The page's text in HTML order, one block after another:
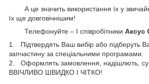
А це значить використання їх у
їх ще довговічнішим!
Телефонуйте – І співробітники Аксус
1. Підтвердять Ваш вибір або
запчастину за спеціальними програмами.
2. Оформлять замовлення, надішлють,
ВВІЧЛИВО ШВИДКО І ЧІТКО!